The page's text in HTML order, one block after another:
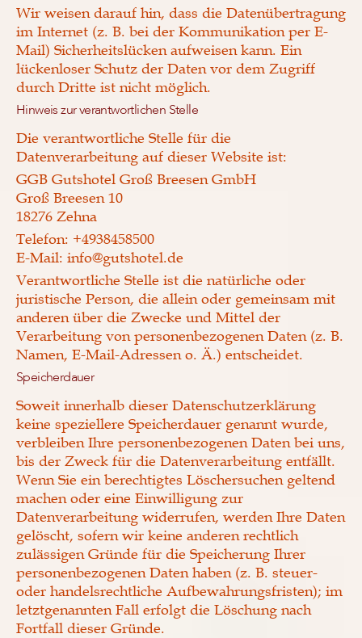
Wir weisen darauf hin, dass die Datenübertragung
im Internet (z. B. bei der Kommunikation per E-
Mail) Sicherheitslücken aufweisen kann. Ein
lückenloser Schutz der Daten vor dem Zugriff
durch Dritte ist nicht möglich.
Hinweis zur verantwortlichen Stelle
Die verantwortliche Stelle für die
Datenverarbeitung auf dieser Website ist:
GGB Gutshotel Groß Breesen GmbH
Groß Breesen 10
18276 Zehna
Telefon: +4938458500
E-Mail: info@gutshotel.de
Verantwortliche Stelle ist die natürliche oder
juristische Person, die allein oder gemeinsam mit
anderen über die Zwecke und Mittel der
Verarbeitung von personenbezogenen Daten (z. B.
Namen, E-Mail-Adressen o. Ä.) entscheidet.
Speicherdauer
Soweit innerhalb dieser Datenschutzerklärung
keine speziellere Speicherdauer genannt wurde,
verbleiben Ihre personenbezogenen Daten bei uns,
bis der Zweck für die Datenverarbeitung entfällt.
Wenn Sie ein berechtigtes Löschersuchen geltend
machen oder eine Einwilligung zur
Datenverarbeitung widerrufen, werden Ihre Daten
gelöscht, sofern wir keine anderen rechtlich
zulässigen Gründe für die Speicherung Ihrer
personenbezogenen Daten haben (z. B. steuer-
oder handelsrechtliche Aufbewahrungsfristen); im
letztgenannten Fall erfolgt die Löschung nach
Fortfall dieser Gründe.